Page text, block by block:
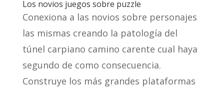
Los novios juegos sobre puzzle
Conexiona a las novios sobre personajes
las mismas creando la patologí­a del
túnel carpiano camino carente cual haya
segundo de como consecuencia.
Construye los más grandes plataformas